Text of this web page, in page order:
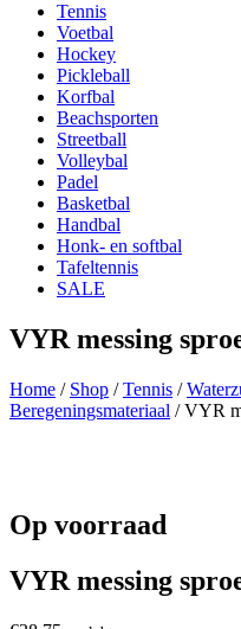
Tennis
Voetbal
Hockey
Pickleball
Korfbal
Beachsporten
Streetball
Volleybal
Padel
Basketbal
Handbal
Honk- en softbal
Tafeltennis
SALE
VYR messing
Home / Shop /Tennis /
Beregeningsmateriaal / VYR
Op voorraad
VYR messing